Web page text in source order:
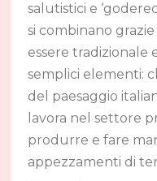
salutistici e
si combinano
essere tradizionale
semplici elementi:
del paesaggio
lavora nel settore
produrre e fare
appezzamenti di